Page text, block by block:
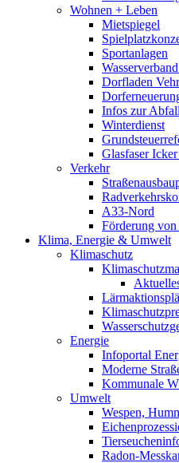
Wohnen + Leben
Mietspiegel
Sportanlagen
Dorfladen
Infos zur
Winterdienst
Glasfaser
Verkehr
A33-Nord
Förderung von
Klima, Energie & Umwelt
Klimaschutz
Energie
Infoportal
Moderne
Kommunale
Umwelt
Wespen,
Radon-